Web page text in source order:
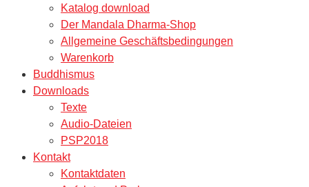
Katalog download
Der Mandala Dharma-Shop
Allgemeine Geschäftsbedingungen
Warenkorb
Buddhismus
Downloads
Texte
Audio-Dateien
PSP2018
Kontakt
Kontaktdaten